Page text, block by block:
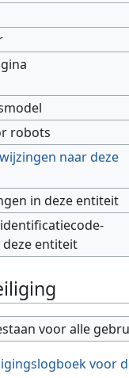
robots
naar deze
in deze entiteit
entiteit
voor alle
voor